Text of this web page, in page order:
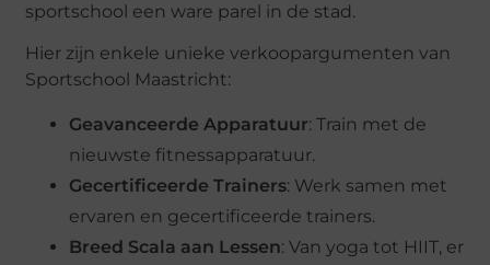
sportschool een ware parel in de stad.
Hier zijn enkele unieke verkoopargumenten van
Sportschool Maastricht:
Geavanceerde Apparatuur: Train met de
nieuwste fitnessapparatuur.
Gecertificeerde Trainers: Werk samen met
ervaren en gecertificeerde trainers.
Breed Scala aan Lessen: Van yoga tot HIIT, er